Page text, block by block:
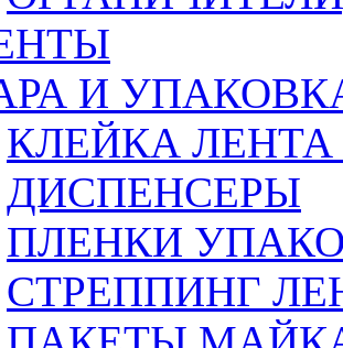
И
КЛЕЙКА
ДИСПЕНСЕРЫ
ПЛЕНКИ
СТРЕППИНГ